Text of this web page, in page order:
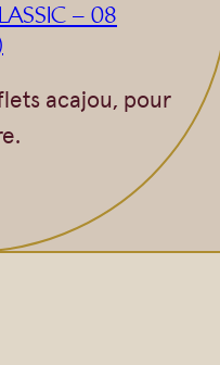
– 08
acajou, pour